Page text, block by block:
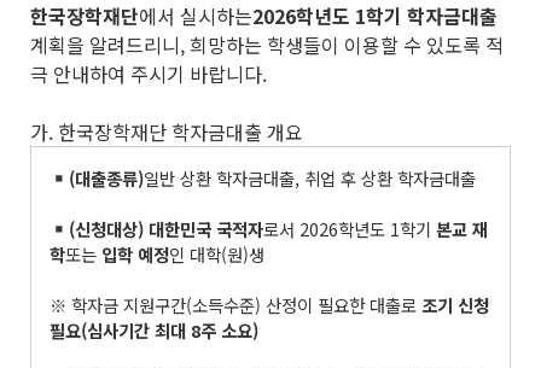
한국장학재단에서 실시하는2026학년도 1학기 학자금대출
계획을 알려드리니, 희망하는 학생들이 이용할 수 있도록 적
극 안내하여 주시기 바랍니다.
가. 한국장학재단 학자금대출 개요
(대출종류)일반 상환 학자금대출, 취업 후 상환 학자금대출
(신청대상) 대한민국 국적자로서 2026학년도 1학기 본교 재
학또는 입학 예정인 대학(원)생
※ 학자금 지원구간(소득수준) 산정이 필요한 대출로 조기 신청
필요(심사기간 최대 8주 소요)